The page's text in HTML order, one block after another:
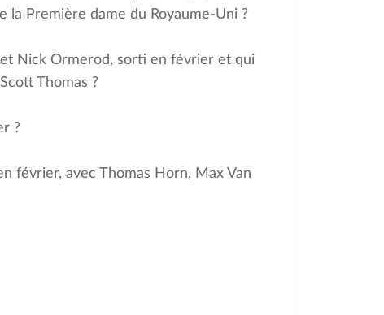
Première dame du Royaume-Uni ?
Nick Ormerod, sorti en février et qui
Thomas ?
?
février, avec Thomas Horn, Max Van